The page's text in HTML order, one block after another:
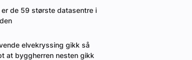
er de 59 største datasentre i
elvekryssing gikk så
at byggherren nesten gikk